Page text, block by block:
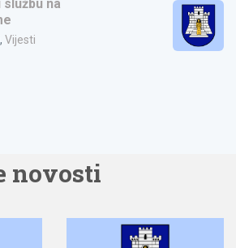
na
, Vijesti
novosti